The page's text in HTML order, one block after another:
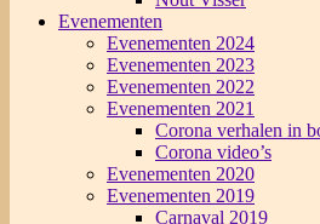
Evenementen
Evenementen 2024
Evenementen 2023
Evenementen 2022
Evenementen 2021
Corona verhalen in
Corona video’s
Evenementen 2020
Evenementen 2019
Carnaval 2019